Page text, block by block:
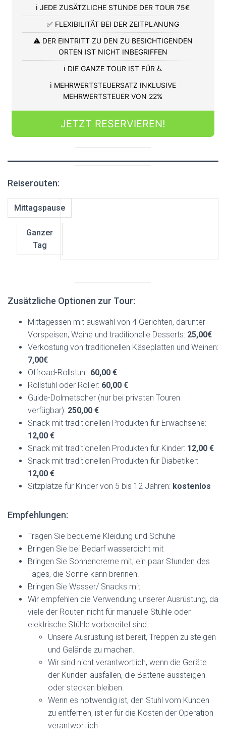
ℹ️ JEDE ZUSÄTZLICHE STUNDE DER TOUR 75€
✅ FLEXIBILITÄT BEI DER ZEITPLANUNG
⚠️ DER EINTRITT ZU DEN ZU BESICHTIGENDEN
ORTEN IST NICHT INBEGRIFFEN
ℹ️ DIE GANZE TOUR IST FÜR ♿
ℹ️ MEHRWERTSTEUERSATZ INKLUSIVE
MEHRWERTSTEUER VON 22%
JETZT RESERVIEREN!
Reiserouten:
Mittagspause
Ganzer
Tag
Zusätzliche Optionen zur Tour:
Mittagessen mit auswahl von 4 Gerichten, darunter
Vorspeisen, Weine und traditionelle Desserts: 25,00€
Verkostung von traditionellen Käseplatten und Weinen:
7,00€
Offroad-Rollstuhl: 60,00 €
Rollstuhl oder Roller: 60,00 €
Guide-Dolmetscher (nur bei privaten Touren
verfügbar): 250,00 €
Snack mit traditionellen Produkten für Erwachsene:
12,00 €
Snack mit traditionellen Produkten für Kinder: 12,00 €
Snack mit traditionellen Produkten für Diabetiker:
12,00 €
Sitzplätze für Kinder von 5 bis 12 Jahren: kostenlos
Empfehlungen:
Tragen Sie bequeme Kleidung und Schuhe
Bringen Sie bei Bedarf wasserdicht mit
Bringen Sie Sonnencreme mit, ein paar Stunden des
Tages, die Sonne kann brennen.
Bringen Sie Wasser/ Snacks mit
Wir empfehlen die Verwendung unserer Ausrüstung, da
viele der Routen nicht für manuelle Stühle oder
elektrische Stühle vorbereitet sind.
Unsere Ausrüstung ist bereit, Treppen zu steigen
und Gelände zu machen.
Wir sind nicht verantwortlich, wenn die Geräte
der Kunden ausfallen, die Batterie aussteigen
oder stecken bleiben.
Wenn es notwendig ist, den Stuhl vom Kunden
zu entfernen, ist er für die Kosten der Operation
verantwortlich.